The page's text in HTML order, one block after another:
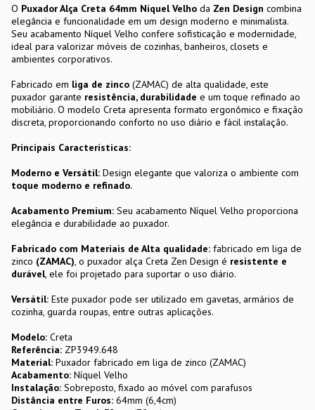
O Puxador Alça Creta 64mm Níquel Velho da Zen Design combina
elegância e funcionalidade em um design moderno e minimalista.
Seu acabamento Níquel Velho confere sofisticação e modernidade,
ideal para valorizar móveis de cozinhas, banheiros, closets e
ambientes corporativos.
Fabricado em liga de zinco (ZAMAC) de alta qualidade, este
puxador garante resistência, durabilidade e um toque refinado ao
mobiliário. O modelo Creta apresenta formato ergonômico e fixação
discreta, proporcionando conforto no uso diário e fácil instalação.
Principais Características:
Moderno e Versátil: Design elegante que valoriza o ambiente com
toque moderno e refinado.
Acabamento Premium: Seu acabamento Níquel Velho proporciona
elegância e durabilidade ao puxador.
Fabricado com Materiais de Alta qualidade: fabricado em liga de
zinco (ZAMAC), o puxador alça Creta Zen Design é resistente e
durável, ele foi projetado para suportar o uso diário.
Versátil: Este puxador pode ser utilizado em gavetas, armários de
cozinha, guarda roupas, entre outras aplicações.
Modelo: Creta
Referência: ZP3949.648
Material: Puxador fabricado em liga de zinco (ZAMAC)
Acabamento: Níquel Velho
Instalação: Sobreposto, fixado ao móvel com parafusos
Distância entre Furos: 64mm (6,4cm)